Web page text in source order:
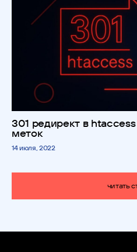
301 редирект в
меток
14 июля, 2022
читать